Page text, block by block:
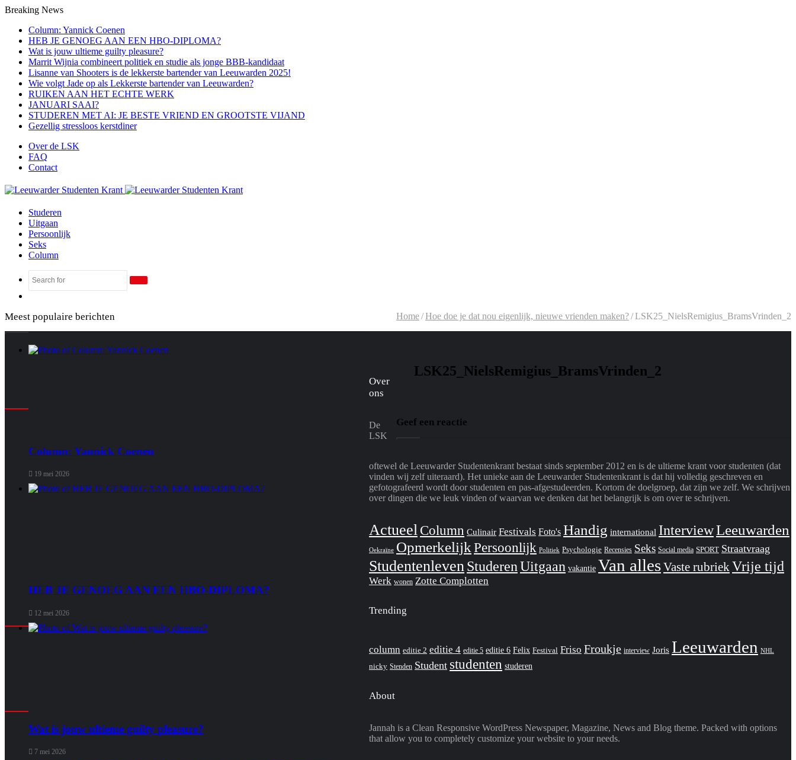
Breaking News
Column: Yannick Coenen
HEB JE GENOEG AAN EEN HBO-DIPLOMA?
Wat is jouw ultieme guilty pleasure?
Marrit Wijnia combineert politiek en studie als jonge BBB‑kandidaat
Lisanne van Shooters is de lekkerste bartender van Leeuwarden 2025!
Wie volgt Jade op als Lekkerste bartender van Leeuwarden?
RUIKEN AAN HET ECHTE WERK
JANUARI SAAI?
STUDEREN MET AI: JE BESTE VRIEND EN GROOTSTE VIJAND
Gezellig stressloos kerstdiner
Over de LSK
FAQ
Contact
Studeren
Uitgaan
Persoonlijk
Seks
Column
Search
Home/Hoe doe je dat nou eigenlijk, nieuwe vrienden maken?/LSK25_NielsRemigius_BramsVrinden_2
LSK25_NielsRemigius_BramsVrinden_2
Geef een reactie
Meest populaire berichten
Column: Yannick Coenen
19 mei 2026
HEB JE GENOEG AAN EEN HBO-DIPLOMA?
12 mei 2026
Wat is jouw ultieme guilty pleasure?
7 mei 2026
Over
ons
De
LSK
oftewel de Leeuwarder Studentenkrant bestaat sinds september 2012 en is de ultieme krant voor studenten (dat
vinden wij zelf uiteraard). Het unieke aan de Leeuwarder Studentenkrant is dat hij volledig geschreven en
gefotografeerd wordt door studenten en pas-afgestudeerden. Kortom de doelgroep, dat zijn we zelf. We schrijven
over dingen die we leuk vinden of waarvan we denken dat het belangrijk is om over te schrijven.
Actueel Column Culinair Festivals Foto's Handig international InterviewLeeuwarden
Oekraïne OpmerkelijkPersoonlijk Politiek Psychologie Recensies Seks Social media SPORT Straatvraag
StudentenlevenStuderenUitgaan vakantie Van allesVaste rubriekVrije tijd
Werk wonen Zotte Complotten
Trending
column editie 2 editie 4 editie 5 editie 6 Felix Festival Friso Froukje interview Joris Leeuwarden NHL
nicky Stenden Student studenten studeren
About
Jannah is a Clean Responsive WordPress Newspaper, Magazine, News and Blog theme. Packed with options
that allow you to completely customize your website to your needs.